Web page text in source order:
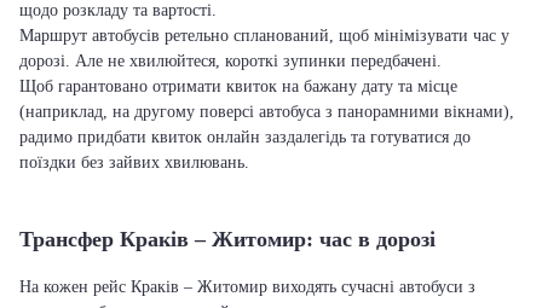
щодо розкладу та вартості.
Маршрут автобусів ретельно спланований, щоб мінімізувати час у
дорозі. Але не хвилюйтеся, короткі зупинки передбачені.
Щоб гарантовано отримати квиток на бажану дату та місце
(наприклад, на другому поверсі автобуса з панорамними вікнами),
радимо придбати квиток онлайн заздалегідь та готуватися до
поїздки без зайвих хвилювань.
Трансфер Краків – Житомир: час в дорозі
На кожен рейс Краків – Житомир виходять сучасні автобуси з